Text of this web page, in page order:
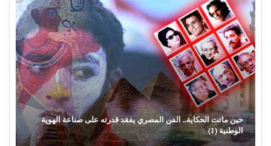
حين ماتت الحكاية.. الفن المصري يفقد قدرته على صناعة الهوية
الوطنية (1)